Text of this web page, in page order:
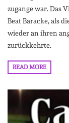
zugange war. Das
Beat Baracke, als
wieder an ihren
zurückkehrte.
READ MORE